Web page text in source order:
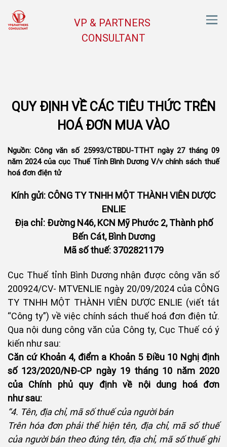
VP & PARTNERS
CONSULTANT
QUY ĐỊNH VỀ CÁC TIÊU THỨC TRÊN
HOÁ ĐƠN MUA VÀO
Nguồn: Công văn số 25993/CTBDU-TTHT ngày 27 tháng 09
năm 2024 của cục Thuế Tỉnh Bình Dương V/v chính sách thuế
hoá đơn điện tử
Kính gửi: CÔNG TY TNHH MỘT THÀNH VIÊN DƯỢC
ENLIE
Địa chỉ: Đường N46, KCN Mỹ Phước 2, Thành phố
Bến Cát, Bình Dương
Mã số thuế: 3702821179
Cục Thuế tỉnh Bình Dương nhận được công văn số
200924/CV- MTVENLIE ngày 20/09/2024 của CÔNG
TY TNHH MỘT THÀNH VIÊN DƯỢC ENLIE (viết tắt
“Công ty”) về việc chính sách thuế hoá đơn điện tử.
Qua nội dung công văn của Công ty, Cục Thuế có ý
kiến như sau:
Căn cứ Khoản 4, điểm a Khoản 5 Điều 10 Nghị định
số 123/2020/NĐ-CP ngày 19 tháng 10 năm 2020
của Chính phủ quy định về nội dung hoá đơn
như sau:
“4. Tên, địa chỉ, mã số thuế của người bán
Trên hóa đơn phải thể hiện tên, địa chỉ, mã số thuế
của người bán theo đúng tên, địa chỉ, mã số thuế ghi